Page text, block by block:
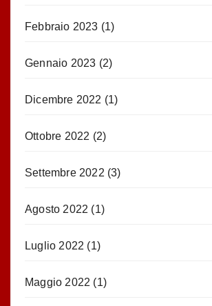
Febbraio 2023 (1)
Gennaio 2023 (2)
Dicembre 2022 (1)
Ottobre 2022 (2)
Settembre 2022 (3)
Agosto 2022 (1)
Luglio 2022 (1)
Maggio 2022 (1)